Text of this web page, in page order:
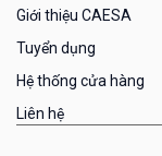
Giới thiệu CAESA
Tuyển dụng
Hệ thống cửa hàng
Liên hệ